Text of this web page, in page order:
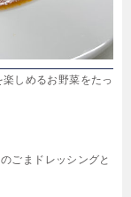
しめるお野菜をたっ
ごまドレッシングと